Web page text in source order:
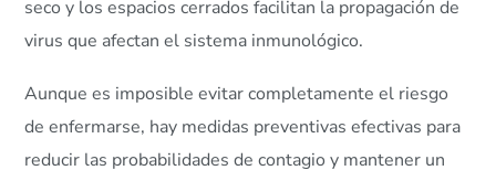
seco y los espacios cerrados facilitan la propagación de
virus que afectan el sistema inmunológico.
Aunque es imposible evitar completamente el riesgo
de enfermarse, hay medidas preventivas efectivas para
reducir las probabilidades de contagio y mantener un